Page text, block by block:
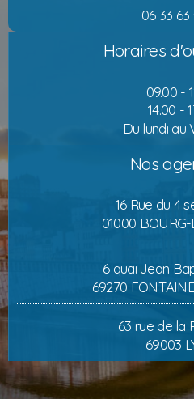
06 33 63
Horaires
09.00 -
14.00 -
Du lundi au
Nos
16 Rue du 4
01000
6 quai Jean
69270
63 rue de la
69003